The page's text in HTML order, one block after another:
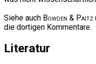
Siehe auch Bowden & Paitz
die dortigen Kommentare.
Literatur